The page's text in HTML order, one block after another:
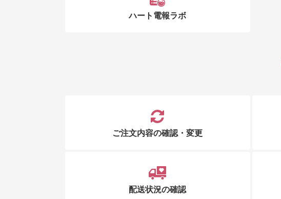
ハート電報ラボ
ご注文内容の確認・変更
配送状況の確認